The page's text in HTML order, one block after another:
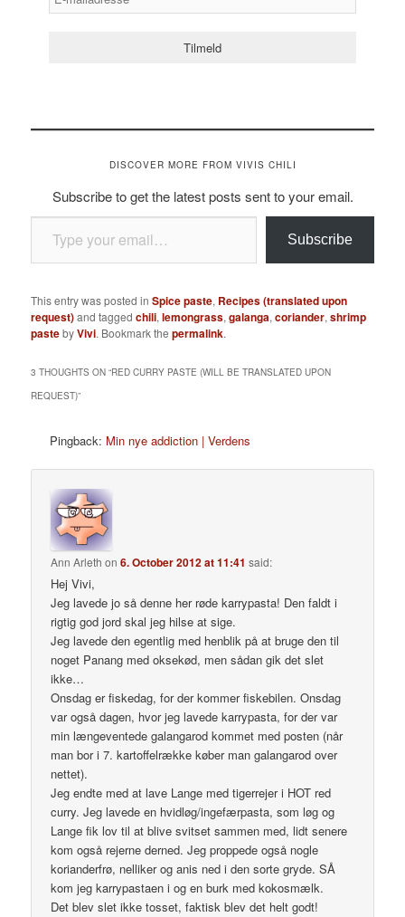
DISCOVER MORE FROM VIVIS CHILI
Subscribe to get the latest posts sent to your email.
Type your email…
Subscribe
This entry was posted inSpice paste, Recipes (translated upon
request)and taggedchili,lemongrass,galanga,coriander,shrimp
pastebyVivi. Bookmark thepermalink.
3 THOUGHTS ON “RED CURRY PASTE (WILL BE TRANSLATED UPON
REQUEST)”
Pingback: Min nye addiction | Verdens
Ann Arleth on6. October 2012 at 11:41 said:
Hej Vivi,
Jeg lavede jo så denne her røde karrypasta! Den faldt i
rigtig god jord skal jeg hilse at sige.
Jeg lavede den egentlig med henblik på at bruge den til
noget Panang med oksekød, men sådan gik det slet
ikke…
Onsdag er fiskedag, for der kommer fiskebilen. Onsdag
var også dagen, hvor jeg lavede karrypasta, for der var
min længeventede galangarod kommet med posten (når
man bor i 7. kartoffelrække køber man galangarod over
nettet).
Jeg endte med at lave Lange med tigerrejer i HOT red
curry. Jeg lavede en hvidløg/ingefærpasta, som løg og
Lange fik lov til at blive svitset sammen med, lidt senere
kom også rejerne derned. Jeg proppede også nogle
korianderfrø, nelliker og anis ned i den sorte gryde. SÅ
kom jeg karrypastaen i og en burk med kokosmælk.
Det blev slet ikke tosset, faktisk blev det helt godt!